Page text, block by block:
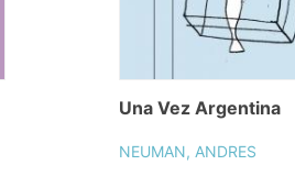
Una Vez Argentina
NEUMAN, ANDRES